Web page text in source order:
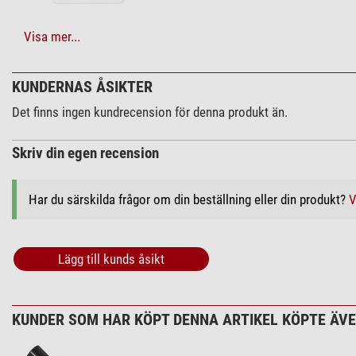
Barglob
Elektronisk glob
Handlaminerad
Barnglob
Outdoor-glob
Reliefglob
Dag-natt-glob
Design
Klassisk och elegant
Rustik och naturlig
+ Ytterligare tillbehörsprodukter i denna kategori: 2
$ 19,90*
*
Visa mer...
KUNDERNAS ÅSIKTER
Det finns ingen kundrecension för denna produkt än.
Skriv din egen recension
Har du särskilda frågor om din beställning eller din produkt?
Lägg till kunds åsikt
KUNDER SOM HAR KÖPT DENNA ARTIKEL KÖPTE